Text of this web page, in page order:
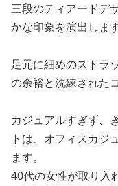
三段のティアードデ
かな印象を演出します
足元に細めのストラ
の余裕と洗練された
カジュアルすぎず、
トは、オフィスカジ
ます。
40代の女性が取り入